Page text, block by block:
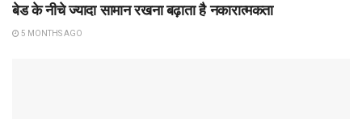
बेड के नीचे ज्यादा सामान रखना बढ़ाता है नकारात्मकता
5 MONTHS AGO